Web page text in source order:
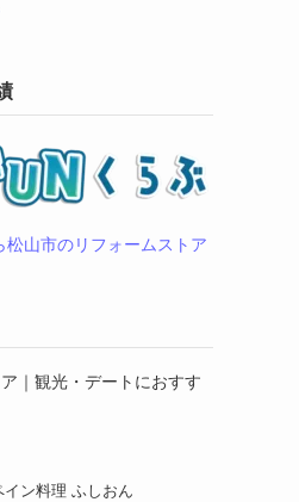
松山市のリフォームストア
｜観光・デートにおすす
イン料理 ふしおん